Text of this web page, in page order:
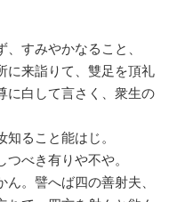
すみやかなること、
に来詣りて、雙足を頂礼
に白して言さく、衆生の
ること能はじ。
べき有りや不や。
。譬へば四の善射夫、